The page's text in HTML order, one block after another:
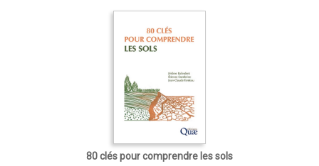
80 clés pour comprendre les sols